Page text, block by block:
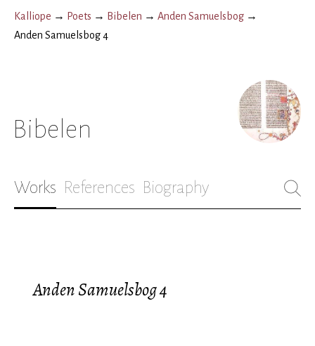
Kalliope → Poets → Bibelen → Anden Samuelsbog →
Anden Samuelsbog 4
Bibelen
Works References Biography
Anden Samuelsbog 4